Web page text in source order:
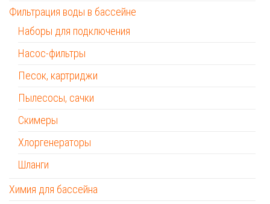
Фильтрация воды в бассейне
Наборы для подключения
Насос-фильтры
Песок, картриджи
Пылесосы, сачки
Скимеры
Хлоргенераторы
Шланги
Химия для бассейна